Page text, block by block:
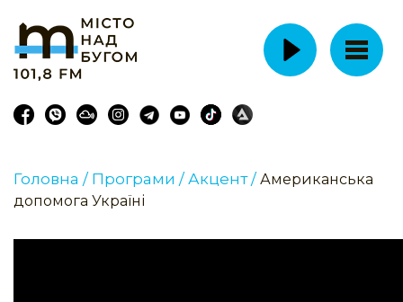
Головна / Програми / Акцент / Американська
допомога Україні